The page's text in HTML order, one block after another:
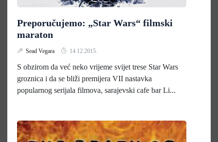
Preporučujemo: „Star Wars“ filmski
maraton
Sead Vegara 14.12.2015.
S obzirom da već neko vrijeme svijet trese Star Wars
groznica i da se bliži premijera VII nastavka
popularnog serijala filmova, sarajevski cafe bar Li...